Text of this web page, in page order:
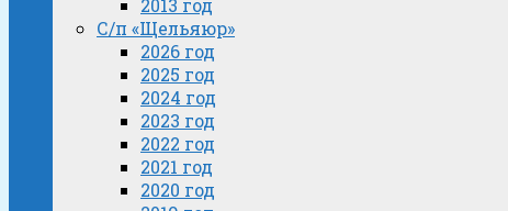
2013 год
С/п «Щельяюр»
2026 год
2025 год
2024 год
2023 год
2022 год
2021 год
2020 год